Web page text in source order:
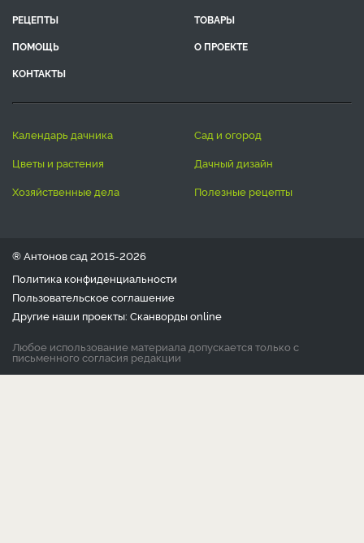
РЕЦЕПТЫ
ТОВАРЫ
ПОМОЩЬ
О ПРОЕКТЕ
КОНТАКТЫ
календарь дачника
сад и огород
цветы и растения
дачный дизайн
хозяйственные дела
полезные рецепты
® Антонов сад 2015-2026
Политика конфиденциальности
Пользовательское соглашение
Другие наши проекты: Сканвордыonline
Любое использование материала допускается только с
письменного согласия редакции